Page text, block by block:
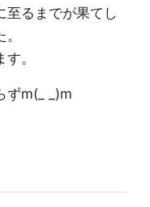
至るまでが果てし
。
ずm(_ _)m